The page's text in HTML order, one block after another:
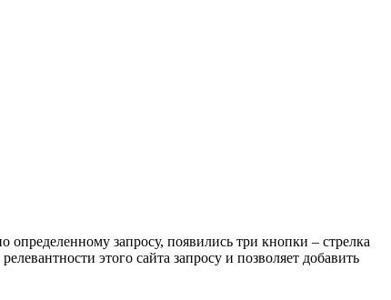
запросу, появились три кнопки – стрелка
этого сайта запросу и позволяет добавить